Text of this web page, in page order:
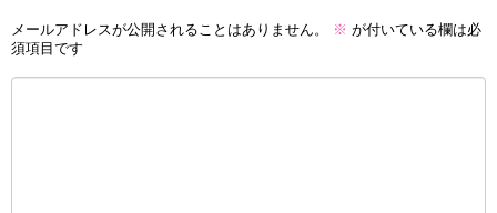
メールアドレスが公開されることはありません。 ※ が付いている欄は必
須項目です